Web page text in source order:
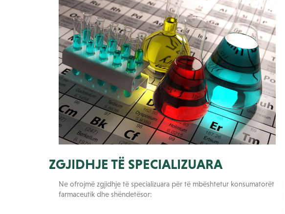
ZGJIDHJE TË SPECIALIZUARA
Ne ofrojmë zgjidhje të specializuara për të mbështetur konsumatorët
farmaceutik dhe shëndetësor: